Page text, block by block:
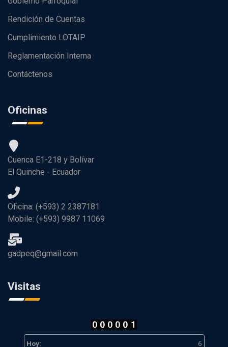
Rendición de Cuentas
Cumplimiento LOTAIP
Reglamentación Interna
Contáctenos
Oficinas
Cuenca E1-218 y Bolívar
El Quinche - Ecuador
Oficina: (+593) 2 2387181
Mobile: (+593) 9987 11069
gadpeq@gmail.com
Visitas
Hoy: 6